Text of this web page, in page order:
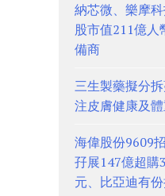
納芯微、樂摩
股市值211億人
備商
三生製藥擬分
注皮膚健康及
海偉股份9609
孖展147億超
元、比亞迪有